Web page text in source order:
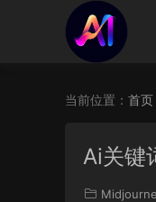
当前位置： 首页
Ai关键